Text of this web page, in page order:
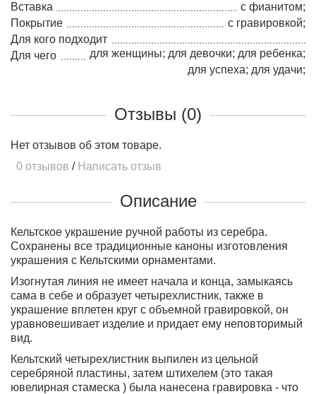
Вставка
с фианитом;
Покрытие
с гравировкой;
Для кого подходит
для женщины; для девочки; для ребенка;
Для чего
для успеха; для удачи;
Отзывы (0)
Нет отзывов об этом товаре.
0 отзывов / Написать отзыв
Описание
Кельтское украшение ручной работы из серебра.
Сохранены все традиционные каноны изготовления
украшения с Кельтскими орнаментами.
Изогнутая линия не имеет начала и конца, замыкаясь
сама в себе и образует четырехлистник, также в
украшение вплетен круг с объемной гравировкой, он
уравновешивает изделие и придает ему неповторимый
вид.
Кельтский четырехлистник выпилен из цельной
серебряной пластины, затем штихелем (это такая
ювелирная стамеска ) была нанесена гравировка - что